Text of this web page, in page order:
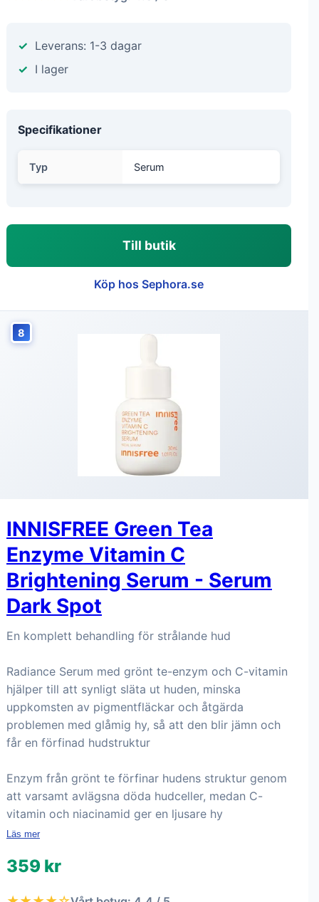
Leverans: 1-3 dagar
I lager
Specifikationer
Typ Serum
Till butik
Köp hos Sephora.se
8
INNISFREE Green Tea
Enzyme Vitamin C
Brightening Serum - Serum
Dark Spot
En komplett behandling för strålande hud
Radiance Serum med grönt te-enzym och C-vitamin
hjälper till att synligt släta ut huden, minska
uppkomsten av pigmentfläckar och åtgärda
problemen med glåmig hy, så att den blir jämn och
får en förfinad hudstruktur
Enzym från grönt te förfinar hudens struktur genom
att varsamt avlägsna döda hudceller, medan C-
vitamin och niacinamid ger en ljusare hy
Läs mer
359 kr